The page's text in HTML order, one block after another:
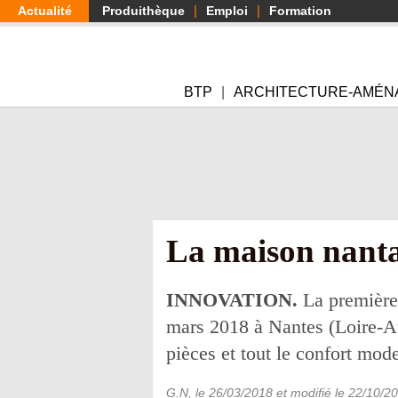
Aller
au
Actualité Produithèque Emploi Formation
BTP ARCHITECTURE-
La maison
INNOVATION. La
mars 2018 à Nantes (Loire-
pièces et tout le confort
G.N , le 26/03/2018 et modifié le 22/10/